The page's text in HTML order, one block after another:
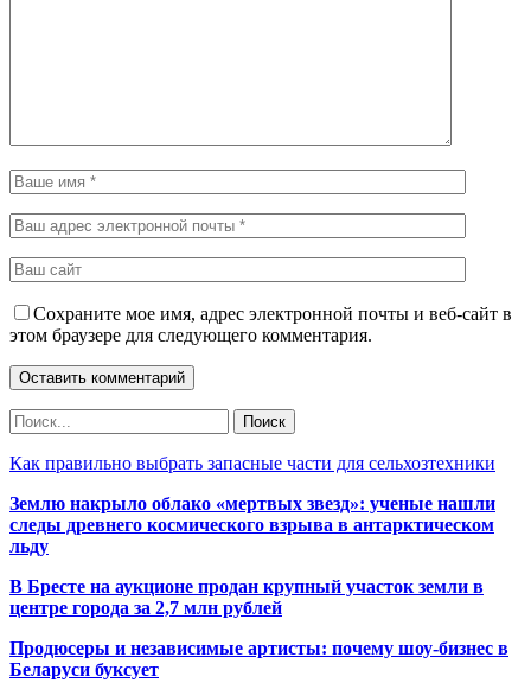
Сохраните мое имя, адрес электронной почты и веб-сайт в
этом браузере для следующего комментария.
Как правильно выбрать запасные части для сельхозтехники
Землю накрыло облако «мертвых звезд»: ученые нашли
следы древнего космического взрыва в антарктическом
льду
В Бресте на аукционе продан крупный участок земли в
центре города за 2,7 млн рублей
Продюсеры и независимые артисты: почему шоу-бизнес в
Беларуси буксует